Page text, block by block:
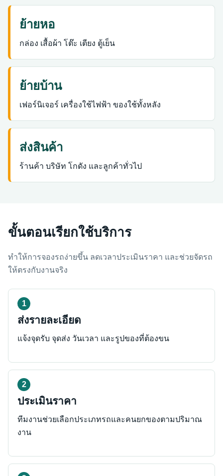
ย้ายหอ
กล่อง เสื้อผ้า โต๊ะ เตียง ตู้เย็น
ย้ายบ้าน
เฟอร์นิเจอร์ เครื่องใช้ไฟฟ้า ของใช้ทั้งหลัง
ส่งสินค้า
ร้านค้า บริษัท โกดัง และลูกค้าทั่วไป
ขั้นตอนเรียกใช้บริการ
ทำให้การจองรถง่ายขึ้น ลดเวลาประเมินราคา และช่วยจัดรถ
ให้ตรงกับงานจริง
ส่งรายละเอียด
แจ้งจุดรับ จุดส่ง วันเวลา และรูปของที่ต้องขน
ประเมินราคา
ทีมงานช่วยเลือกประเภทรถและคนยกของตามปริมาณ
งาน